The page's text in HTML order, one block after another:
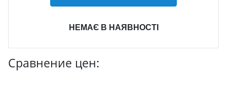
НЕМАЄ В НАЯВНОСТІ
Сравнение цен: